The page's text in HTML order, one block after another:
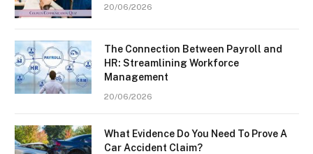
20/06/2026
The Connection Between Payroll and
HR: Streamlining Workforce
Management
20/06/2026
What Evidence Do You Need To Prove A
Car Accident Claim?